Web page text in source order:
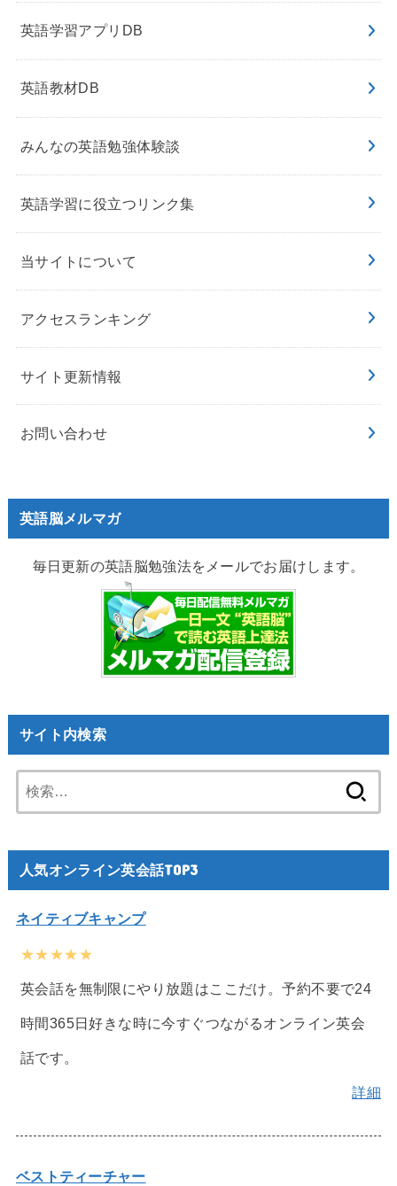
英語学習アプリDB
英語教材DB
みんなの英語勉強体験談
英語学習に役立つリンク集
当サイトについて
アクセスランキング
サイト更新情報
お問い合わせ
英語脳メルマガ
毎日更新の英語脳勉強法をメールでお届けします。
サイト内検索
索:
人気オンライン英会話TOP3
ネイティブキャンプ
★★★★★
英会話を無制限にやり放題はここだけ。予約不要で24
時間365日好きな時に今すぐつながるオンライン英会
話です。
詳細
ベストティーチャー